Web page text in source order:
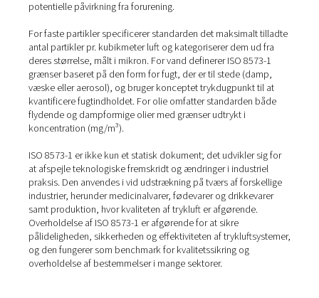
trykluftapplikationer.
Standarden er opdelt i flere dele, hvor ISO 8573-1 er
dokument, der skitserer de vigtigste kategorier af
luftforurenende stoffer og deres tilladte grænser. Den
et detaljeret klassificeringssystem for hver
specificerer de maksimalt tilladte
trykluft. Disse niveauer er defineret i en række
som varierer afhængigt af applikationens følsomhed
potentielle påvirkning fra forurening.
For faste partikler specificerer standarden det
antal partikler pr. kubikmeter luft og kategoriserer dem
deres størrelse, målt i mikron. For vand definerer ISO
grænser baseret på den form for fugt, der er til stede
væske eller aerosol), og bruger konceptet
kvantificere fugtindholdet. For olie omfatter